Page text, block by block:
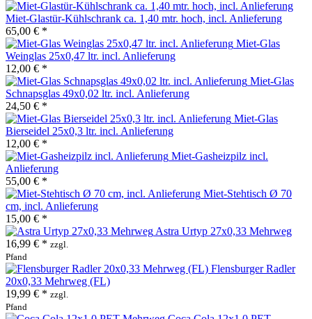
Miet-Glastür-Kühlschrank ca. 1,40 mtr. hoch, incl. Anlieferung
65,00 € *
Miet-Glas
Weinglas 25x0,47 ltr. incl. Anlieferung
12,00 € *
Miet-Glas
Schnapsglas 49x0,02 ltr. incl. Anlieferung
24,50 € *
Miet-Glas
Bierseidel 25x0,3 ltr. incl. Anlieferung
12,00 € *
Miet-Gasheizpilz incl.
Anlieferung
55,00 € *
Miet-Stehtisch Ø 70
cm, incl. Anlieferung
15,00 € *
Astra Urtyp 27x0,33 Mehrweg
16,99 € * zzgl.
Pfand
Flensburger Radler
20x0,33 Mehrweg (FL)
19,99 € * zzgl.
Pfand